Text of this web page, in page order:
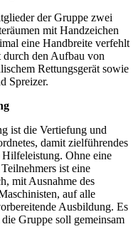
der Gruppe zwei
mit Handzeichen
eine Handbreite verfehlt
den Aufbau von
Rettungsgerät sowie
Spreizer.
ist die Vertiefung und
damit zielführendes
Hilfeleistung. Ohne eine
ist eine
mit Ausnahme des
auf alle
Ausbildung. Es
Gruppe soll gemeinsam